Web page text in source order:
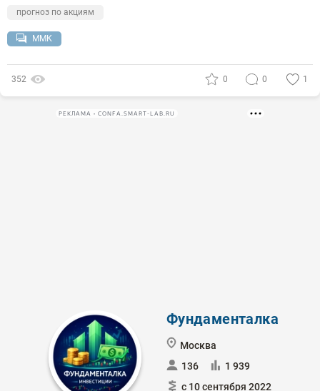
прогноз по акциям
ММК
352 0 0 1
РЕКЛАМА • CONFA.SMART-LAB.RU
Фундаменталка
Москва
136
1 939
с 10 сентября 2022